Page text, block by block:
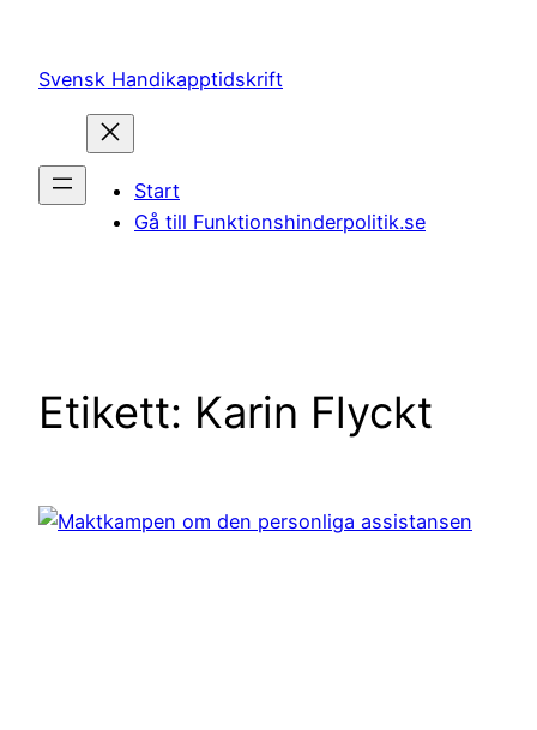
innehåll
Svensk Handikapptidskrift
Start
Gå till Funktionshinderpolitik.se
Etikett: Karin Flyckt